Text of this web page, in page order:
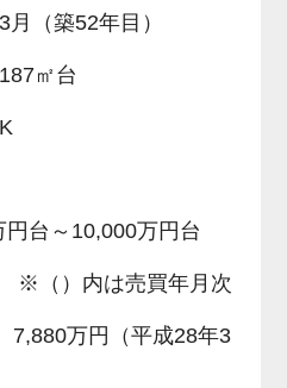
（築52年目）
㎡台
台～10,000万円台
（）内は売買年月次
万円（平成28年3